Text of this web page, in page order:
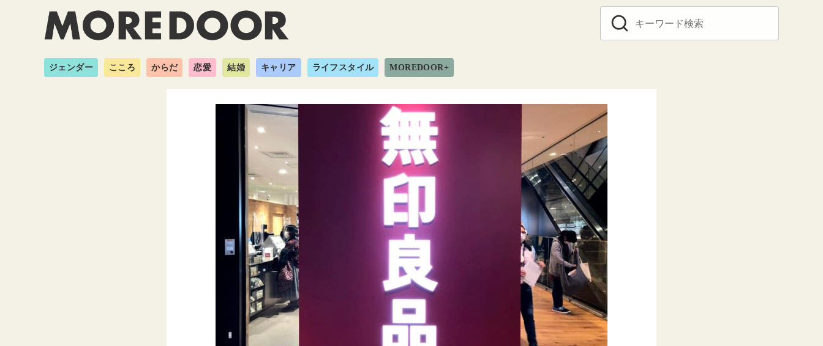
ジェンダー こころ からだ 恋愛 結婚 キャリア ライフスタイル MOREDOOR+